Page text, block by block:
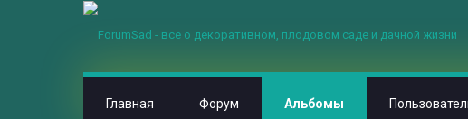
Главная Форум Альбомы